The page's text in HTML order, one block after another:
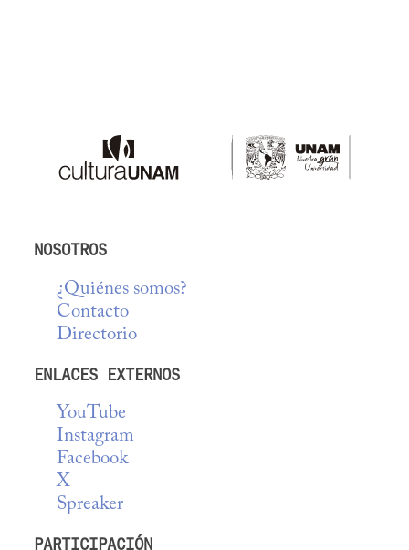
NOSOTROS
¿Quiénes somos?
Contacto
Directorio
ENLACES EXTERNOS
YouTube
Instagram
Facebook
X
Spreaker
PARTICIPACIÓN